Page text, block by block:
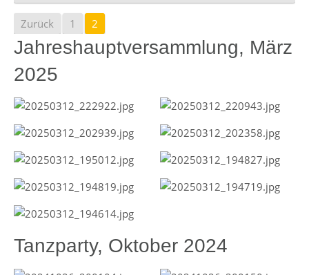
Zurück 1 2
Jahreshauptversammlung, März
2025
Tanzparty, Oktober 2024